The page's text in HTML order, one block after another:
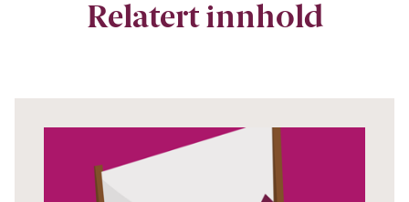
Relatert innhold